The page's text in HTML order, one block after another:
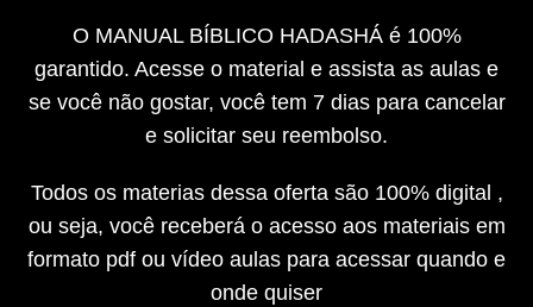
O MANUAL BÍBLICO HADASHÁ é 100%
garantido. Acesse o material e assista as aulas e
se você não gostar, você tem 7 dias para cancelar
e solicitar seu reembolso.
Todos os materias dessa oferta são 100% digital ,
ou seja, você receberá o acesso aos materiais em
formato pdf ou vídeo aulas para acessar quando e
onde quiser